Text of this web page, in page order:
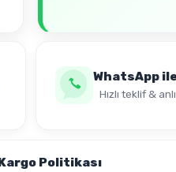
WhatsApp
Hızlı teklif &
Kargo Politikası